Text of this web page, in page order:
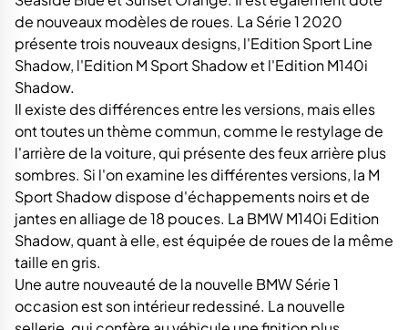
de nouveaux modèles de roues. La Série 1 2020
présente trois nouveaux designs, l'Edition Sport Line
Shadow, l'Edition M Sport Shadow et l'Edition M140i
Shadow.
Il existe des différences entre les versions, mais elles
ont toutes un thème commun, comme le restylage de
l'arrière de la voiture, qui présente des feux arrière plus
sombres. Si l'on examine les différentes versions, la M
Sport Shadow dispose d'échappements noirs et de
jantes en alliage de 18 pouces. La BMW M140i Edition
Shadow, quant à elle, est équipée de roues de la même
taille en gris.
Une autre nouveauté de la nouvelle BMW Série 1
occasion est son intérieur redessiné. La nouvelle